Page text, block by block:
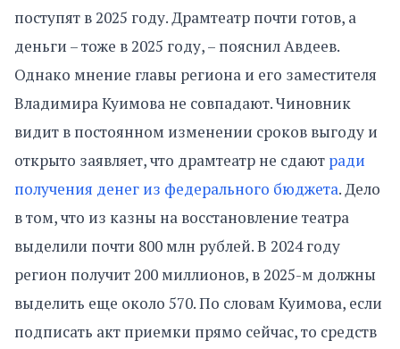
поступят в 2025 году. Драмтеатр почти готов, а
деньги – тоже в 2025 году, – пояснил Авдеев.
Однако мнение главы региона и его заместителя
Владимира Куимова не совпадают. Чиновник
видит в постоянном изменении сроков выгоду и
открыто заявляет, что драмтеатр не сдают ради
получения денег из федерального бюджета. Дело
в том, что из казны на восстановление театра
выделили почти 800 млн рублей. В 2024 году
регион получит 200 миллионов, в 2025-м должны
выделить еще около 570. По словам Куимова, если
подписать акт приемки прямо сейчас, то средств